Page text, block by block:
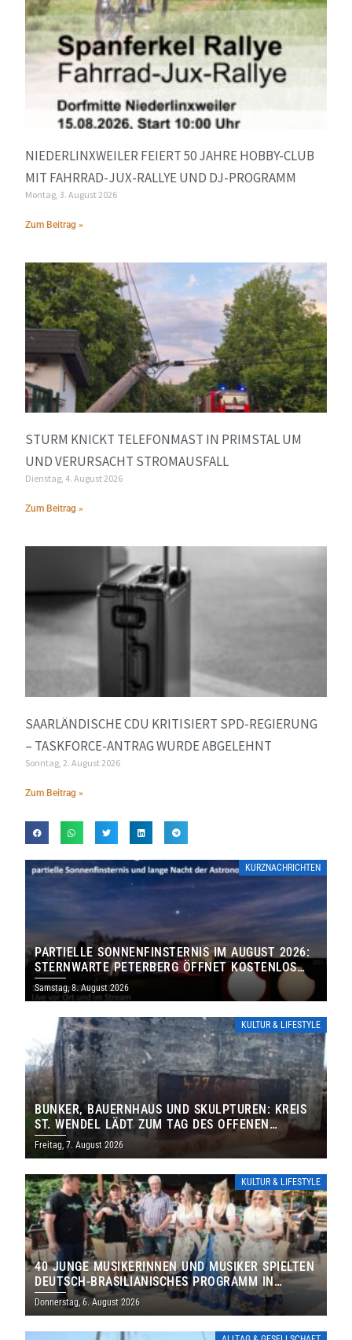
NIEDERLINXWEILER FEIERT 50 JAHRE HOBBY-CLUB
MIT FAHRRAD-JUX-RALLYE UND DJ-PROGRAMM
Montag, 3. August 2026
Zum Beitrag »
STURM KNICKT TELEFONMAST IN PRIMSTAL UM
UND VERURSACHT STROMAUSFALL
Dienstag, 4. August 2026
Zum Beitrag »
SAARLÄNDISCHE CDU KRITISIERT SPD-REGIERUNG
– TASKFORCE-ANTRAG WURDE ABGELEHNT
Sonntag, 2. August 2026
Zum Beitrag »
KURZNACHRICHTEN
PARTIELLE SONNENFINSTERNIS IM AUGUST 2026:
STERNWARTE PETERBERG ÖFFNET KOSTENLOS
IHRE TORE
Samstag, 8. August 2026
KULTUR & LIFESTYLE
BUNKER, BAUERNHAUS UND SKULPTUREN: KREIS
ST. WENDEL LÄDT ZUM TAG DES OFFENEN
DENKMALS EIN
Freitag, 7. August 2026
KULTUR & LIFESTYLE
40 JUNGE MUSIKERINNEN UND MUSIKER SPIELTEN
DEUTSCH-BRASILIANISCHES PROGRAMM IN
THOLEY
Donnerstag, 6. August 2026